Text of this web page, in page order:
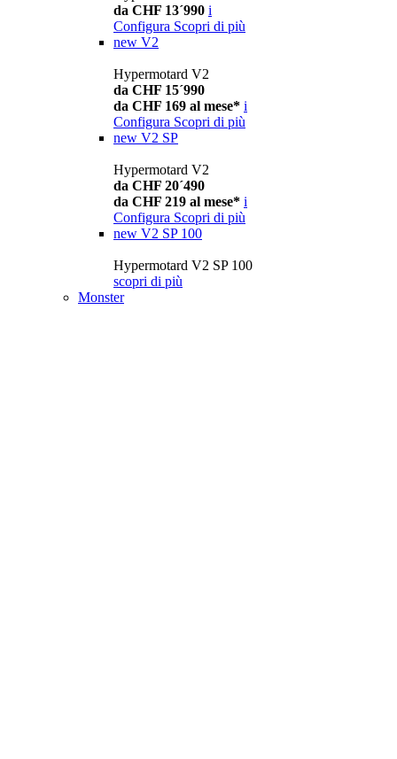
da CHF 13´990 i
Configura Scopri di più
new V2
Hypermotard V2
da CHF 15´990
da CHF 169 al mese* i
Configura Scopri di più
new V2 SP
Hypermotard V2
da CHF 20´490
da CHF 219 al mese* i
Configura Scopri di più
new V2 SP 100
Hypermotard V2 SP 100
scopri di più
Monster